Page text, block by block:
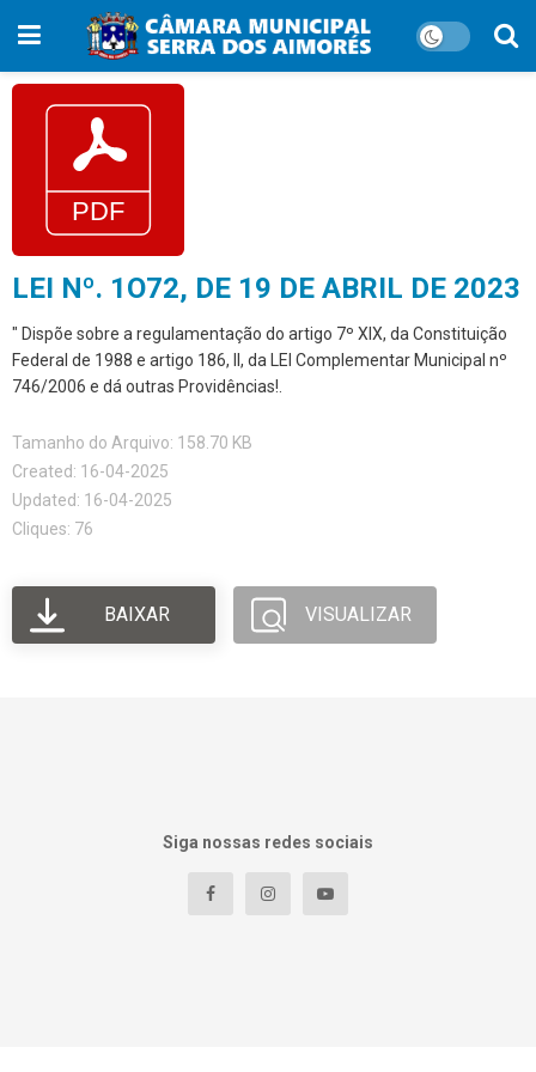
LEI Nº. 1O72, DE 19 DE ABRIL DE 2023
" Dispõe sobre a regulamentação do artigo 7º XIX, da Constituição
Federal de 1988 e artigo 186, II, da LEI Complementar Municipal nº
746/2006 e dá outras Providências!.
Tamanho do Arquivo: 158.70 KB
Created: 16-04-2025
Updated: 16-04-2025
Cliques: 76
BAIXAR VISUALIZAR
Siga nossas redes sociais